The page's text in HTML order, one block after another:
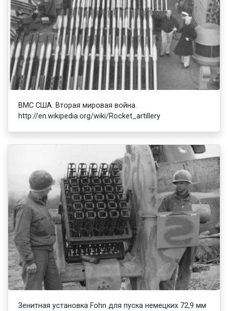
ВМС США. Вторая мировая война.
http://en.wikipedia.org/wiki/Rocket_artillery
Зенитная установка Fohn для пуска немецких 72,9 мм